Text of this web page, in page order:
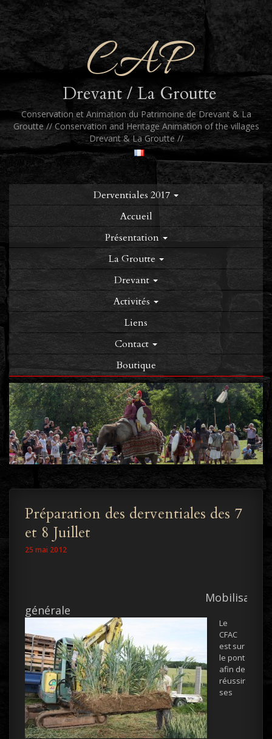
CAP
Drevant / La Groutte
Conservation et Animation du Patrimoine de Drevant & La
Groutte // Conservation and Heritage Animation of the villages
Drevant & La Groutte //
Derventiales 2017
Accueil
Présentation
La Groutte
Drevant
Activités
Liens
Contact
Boutique
Préparation des derventiales des 7
et 8 Juillet
25 mai 2012
Mobilisation
générale
Le
CFAC
est sur
le pont
afin de
réussir
ses